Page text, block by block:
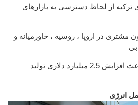
از لحاظ دسترسی به بازارهای
برای 1.5 میلیون مشتری در اروپا ، روسیه ، خاورمیانه و
را مسهل کرده است که باعث افزایش 2.5 میلیارد دلاری تولید
انرژی